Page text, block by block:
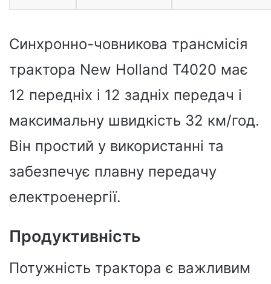
Синхронно-човникова трансмісія
трактора New Holland T4020 має
12 передніх і 12 задніх передач і
максимальну швидкість 32 км/год.
Він простий у використанні та
забезпечує плавну передачу
електроенергії.
Продуктивність
Потужність трактора є важливим